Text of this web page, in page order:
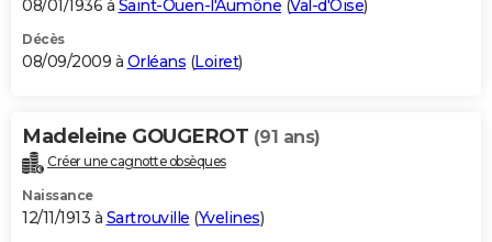
08/01/1936 à Saint-Ouen-l'Aumône (Val-d'Oise)
Décès
08/09/2009 à Orléans (Loiret)
Madeleine GOUGEROT (91 ans)
Créer une cagnotte obsèques
Naissance
12/11/1913 à Sartrouville (Yvelines)